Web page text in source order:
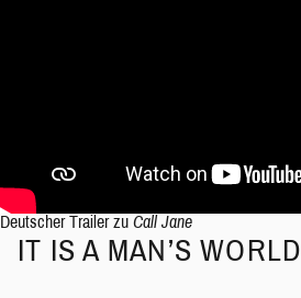
Deutscher Trailer zu Call Jane
IT IS A MAN’S WORLD